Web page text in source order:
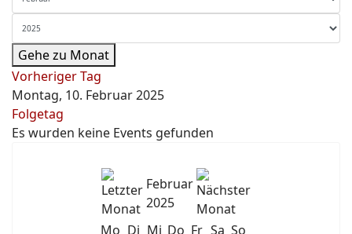
Gehe zu Monat
Vorheriger Tag
Montag, 10. Februar 2025
Folgetag
Es wurden keine Events gefunden
Februar
2025
Mo Di Mi Do Fr Sa So